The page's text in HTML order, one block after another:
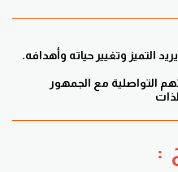
التميز وتغيير حياته وأهدافه.
التواصلية مع الجمهور
: